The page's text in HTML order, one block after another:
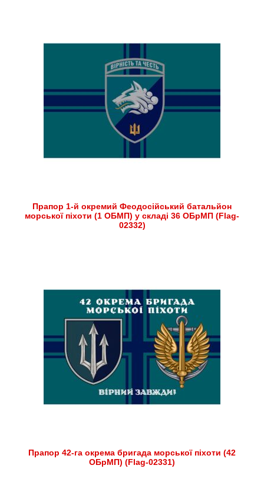
Прапор 1-й окремий Феодосійський батальйон
морської піхоти (1 ОБМП) у складі 36 ОБрМП (Flag-
02332)
Прапор 42-га окрема бригада морської піхоти (42
ОБрМП) (Flag-02331)